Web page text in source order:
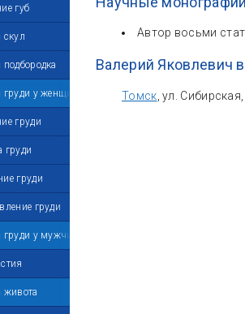
губ
скул
подбородка
груди у женщин
груди
груди
груди
груди
груди у мужчин
живота
Автор восьми
Валерий Яковлевич
Томск , ул.